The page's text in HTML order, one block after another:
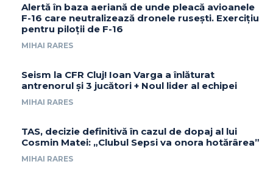
Alertă în baza aeriană de unde pleacă avioanele
F-16 care neutralizează dronele rusești. Exercițiu
pentru piloții de F-16
MIHAI RARES
Seism la CFR Cluj! Ioan Varga a înlăturat
antrenorul și 3 jucători + Noul lider al echipei
MIHAI RARES
TAS, decizie definitivă în cazul de dopaj al lui
Cosmin Matei: „Clubul Sepsi va onora hotărârea”
MIHAI RARES